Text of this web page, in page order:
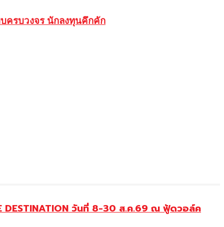
ครบวงจร นักลงทุนคึกคัก
DESTINATION วันที่ 8-30 ส.ค.69 ณ ฟู้ดวอล์ค